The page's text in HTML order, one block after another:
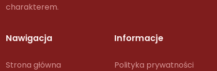
charakterem.
Nawigacja
Strona główna
Informacje
Polityka prywatności